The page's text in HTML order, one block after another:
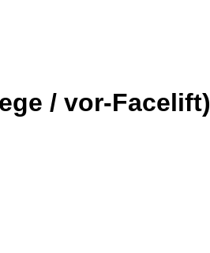
/ vor-Facelift)